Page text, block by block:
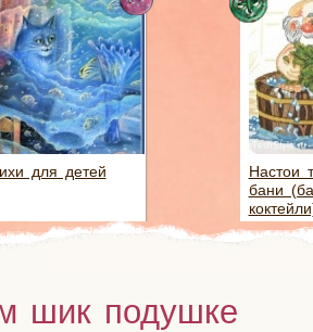
для детей
Настои
бани
шик подушке